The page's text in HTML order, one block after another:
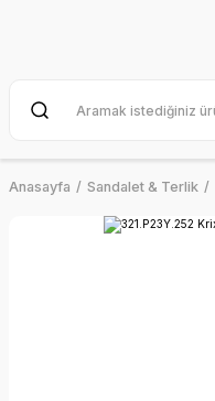
Anasayfa Sandalet & Terlik